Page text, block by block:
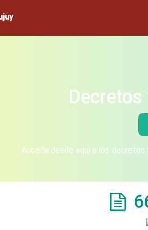
Acceda desde aquí a los